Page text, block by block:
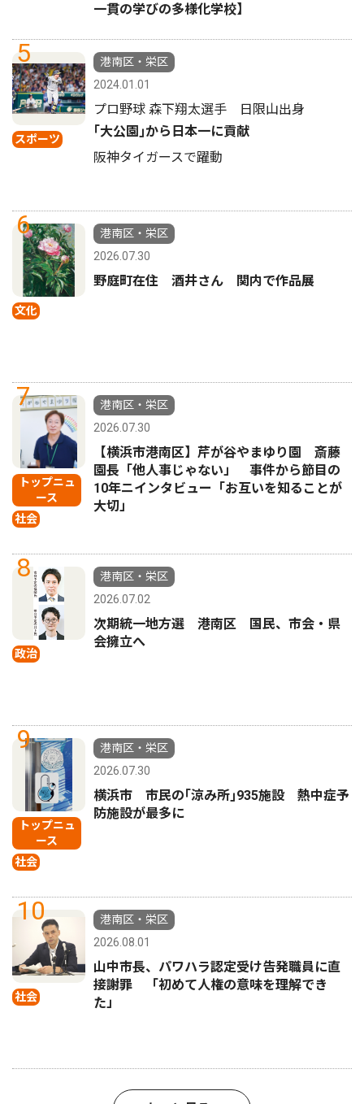
一貫の学びの多様化学校】
5
スポーツ
港南区・栄区
2024.01.01
プロ野球 森下翔太選手 日限山出身
｢大公園｣から日本一に貢献
阪神タイガースで躍動
6
文化
港南区・栄区
2026.07.30
野庭町在住 酒井さん 関内で作品展
7
トップニュ
ース
社会
港南区・栄区
2026.07.30
【横浜市港南区】芹が谷やまゆり園 斎藤
園長「他人事じゃない」 事件から節目の
10年ニインタビュー「お互いを知ることが
大切」
8
政治
港南区・栄区
2026.07.02
次期統一地方選 港南区 国民、市会・県
会擁立へ
9
トップニュ
ース
社会
港南区・栄区
2026.07.30
横浜市 市民の｢涼み所｣935施設 熱中症予
防施設が最多に
10
社会
港南区・栄区
2026.08.01
山中市長、パワハラ認定受け告発職員に直
接謝罪 「初めて人権の意味を理解でき
た」